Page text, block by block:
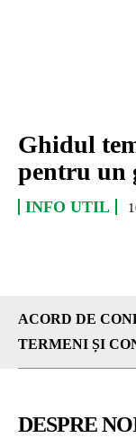
Ghidul
pentru un
INFO UTIL
ACORD DE
TERMENI ȘI
DESPRE